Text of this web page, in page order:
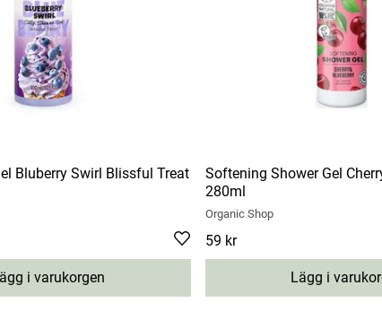
Bluberry Swirl Blissful Treat
i varukorgen
Softening Shower Gel
280ml
Organic Shop
Pris:59 kr
59 kr
Lägg i